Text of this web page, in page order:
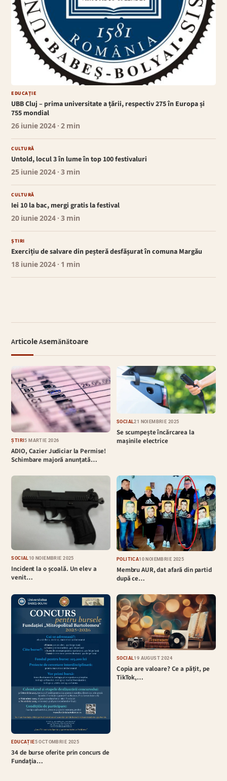
EDUCAȚIE
UBB Cluj – prima universitate a țării, respectiv 275 în Europa și
755 mondial
26 iunie 2024 · 2 min
CULTURĂ
Untold, locul 3 în lume în top 100 festivaluri
25 iunie 2024 · 3 min
CULTURĂ
Iei 10 la bac, mergi gratis la festival
20 iunie 2024 · 3 min
ȘTIRI
Exercițiu de salvare din peșteră desfășurat în comuna Margău
18 iunie 2024 · 1 min
Articole Asemănătoare
ȘTIRI5 MARTIE 2026
ADIO, Cazier Judiciar la Permise!
Schimbare majoră anunțată…
SOCIAL21 NOIEMBRIE 2025
Se scumpește încărcarea la
mașinile electrice
SOCIAL 10 NOIEMBRIE 2025
Incident la o școală. Un elev a
venit…
POLITICĂ10 NOIEMBRIE 2025
Membru AUR, dat afară din partid
după ce…
EDUCAȚIE5 OCTOMBRIE 2025
34 de burse oferite prin concurs de
Fundaţia…
SOCIAL19 AUGUST 2024
Copia are valoare? Ce a pățit, pe
TikTok,…